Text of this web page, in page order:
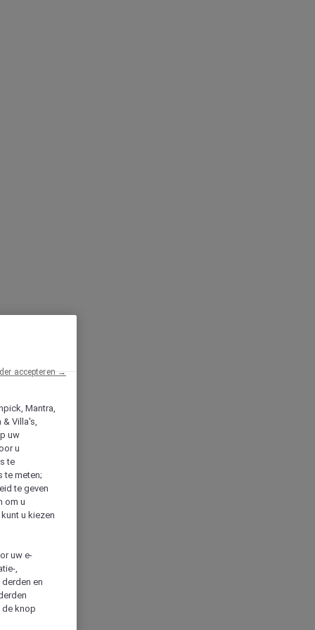
Mantra,
& Villa's,
uw
u
te
te meten;
te geven
om u
u kiezen
uw e-
,
en
de knop
accepteren →